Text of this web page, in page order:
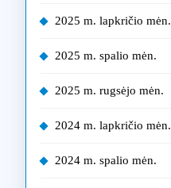
2025 m. lapkričio mėn.
2025 m. spalio mėn.
2025 m. rugsėjo mėn.
2024 m. lapkričio mėn.
2024 m. spalio mėn.